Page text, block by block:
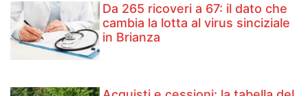
Da 265 ricoveri a 67: il dato che
cambia la lotta al virus sinciziale
in Brianza